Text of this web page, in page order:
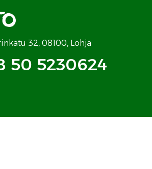
32, 08100, Lohja
50 5230624